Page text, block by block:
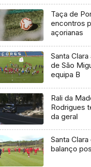
Taça de
encontros
açorianas
Santa
de São
equipa B
Rali da
Rodrigues
da geral
Santa
balanço